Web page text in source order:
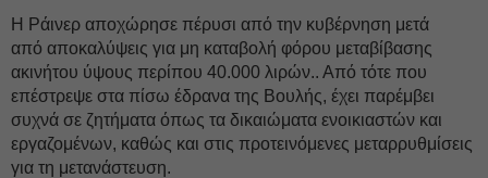
Η Ράινερ αποχώρησε πέρυσι από την κυβέρνηση μετά
από αποκαλύψεις για μη καταβολή φόρου μεταβίβασης
ακινήτου ύψους περίπου 40.000 λιρών.. Από τότε που
επέστρεψε στα πίσω έδρανα της Βουλής, έχει παρέμβει
συχνά σε ζητήματα όπως τα δικαιώματα ενοικιαστών και
εργαζομένων, καθώς και στις προτεινόμενες μεταρρυθμίσεις
για τη μετανάστευση.